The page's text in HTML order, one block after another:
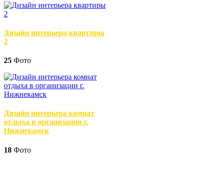
Дизайн интерьера квартиры
2
25 Фото
Дизайн интерьера комнат
отдыха в организации г.
Нижнекамск
18 Фото